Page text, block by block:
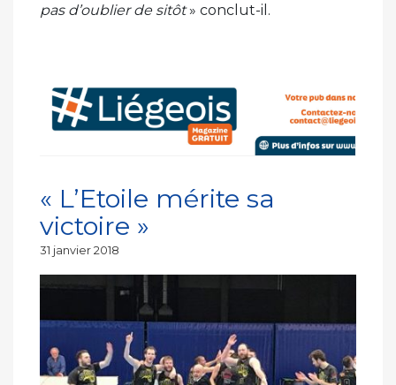
pas d’oublier de sitôt» conclut-il.
« L’Etoile mérite sa
victoire »
Publié
31 janvier 2018